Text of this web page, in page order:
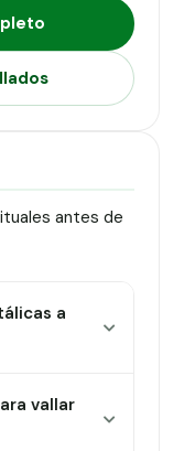
antes de
a
vallar